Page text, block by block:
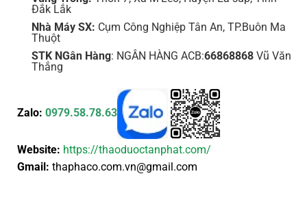
Đắk Lắk
Nhà Máy SX: Cụm Công Nghiệp Tân An, TP.Buôn Ma
Thuột
STK NGân Hàng: NGÂN HÀNG ACB:66868868Vũ Văn
Thắng
Zalo: 0979.58.78.63
Website: https://thaoduoctanphat.com/
Gmail: thaphaco.com.vn@gmail.com